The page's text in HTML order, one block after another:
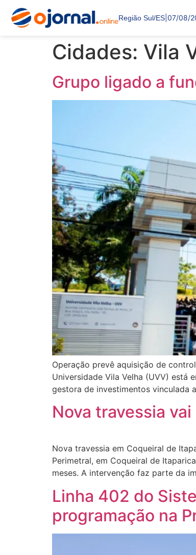
Região Sul/ES 07/08/
Cidades: Vila
Grupo ligado a
Operação prevê aquisição de
Universidade Vila Velha (UVV) está
gestora de investimentos vinculada
Nova travessia
Nova travessia em Coqueiral de
Perimetral, em Coqueiral de
meses. A intervenção faz parte da
Linha 402 do
programação na